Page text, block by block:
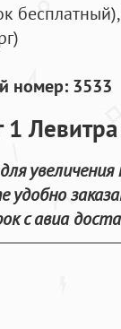
бесплатный),
номер: 3533
Левитра
с авиа